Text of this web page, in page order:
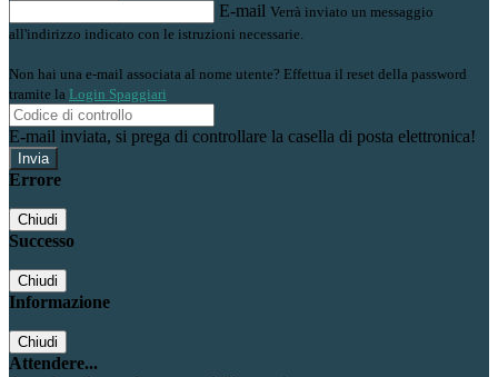
E-mail Verrà inviato un messaggio
all'indirizzo indicato con le istruzioni necessarie.
Non hai una e-mail associata al nome utente? Effettua il reset della password
tramite la Login Spaggiari
E-mail inviata, si prega di controllare la casella di posta elettronica!
Errore
Chiudi
Successo
Chiudi
Informazione
Chiudi
Attendere...